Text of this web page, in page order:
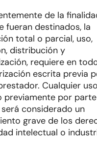
de la
fueran destinados, la
total o parcial, uso,
distribución y
requiere en
escrita previa
Cualquier
previamente por
considerado un
grave de los
intelectual o